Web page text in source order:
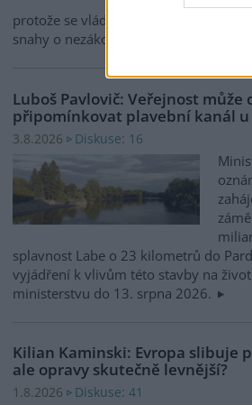
protože se vládám členských států
snahy o nezákonnou hlubinnou
Luboš Pavlovič: Veřejnost může
připomínkovat plavební kanál u
3.8.2026 Diskuse: 16
splavnost Labe o 23 kilometrů do
vyjádření k vlivům této stavby na
ministerstvu do 13. srpna 2026.
Kilian Kaminski: Evropa slibuje
ale opravy skutečně levnější?
1.8.2026 Diskuse: 41